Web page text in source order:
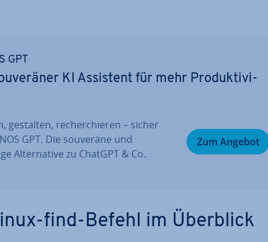
GPT
KI Assistent für mehr Pro­duk­ti­vi­
gestalten, re­cher­chie­ren – sicher
GPT. Die souveräne und
Al­ter­na­ti­ve zu ChatGPT & Co.
Zum Angebot
find-Befehl im Überblick